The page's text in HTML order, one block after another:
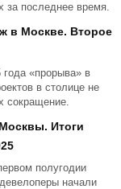
за последнее время.
в Москве. Второе
года «прорыва» в
в столице не
сокращение.
Итоги
полугодии
начали